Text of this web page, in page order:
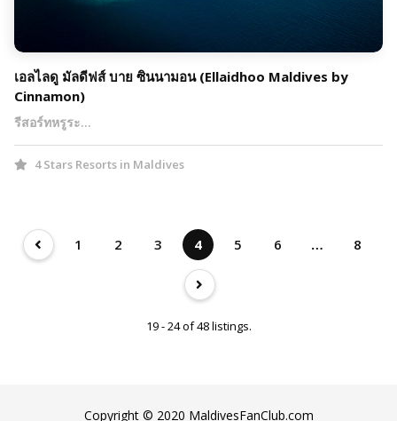
เอลไลดู มัลดีฟส์ บาย ซินนามอน (Ellaidhoo Maldives by
Cinnamon)
รีสอร์ทหรูระ…
4 Stars Resorts in Maldives
1 2 3 4 5 6 … 8
19 - 24 of 48 listings.
Copyright © 2020 MaldivesFanClub.com